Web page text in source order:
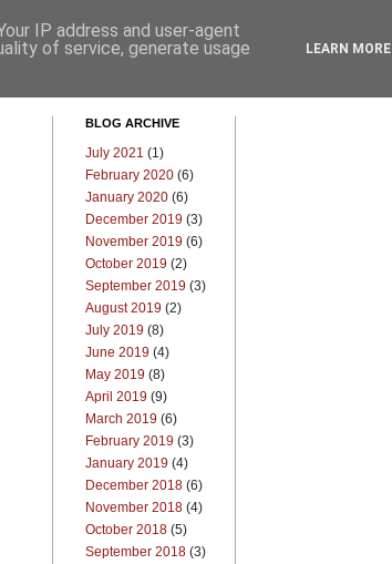
BLOG ARCHIVE
July 2021 (1)
February 2020 (6)
January 2020 (6)
December 2019 (3)
November 2019 (6)
October 2019 (2)
September 2019 (3)
August 2019 (2)
July 2019 (8)
June 2019 (4)
May 2019 (8)
April 2019 (9)
March 2019 (6)
February 2019 (3)
January 2019 (4)
December 2018 (6)
November 2018 (4)
October 2018 (5)
September 2018 (3)
IP address and user-agent
of service, generate usage
LEARN MORE